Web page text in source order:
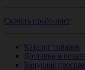
Скачать прайс-лист
Каталог товаров
Доставка и
Бонусная